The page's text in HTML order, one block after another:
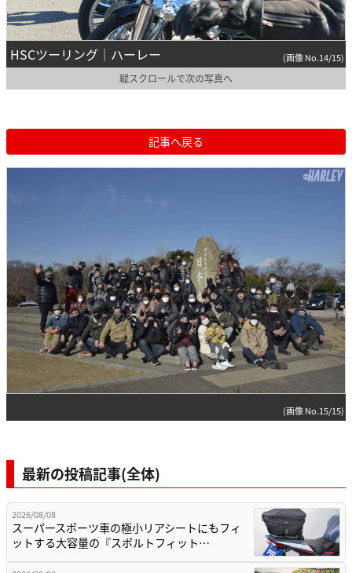
HSCツーリング｜ハーレー (画像 No.14/15)
縦スクロールで次の写真へ
記事へ戻る
(画像 No.15/15)
最新の投稿記事(全体)
2026/08/08
スーパースポーツ車の極小リアシートにもフィ
ットする大容量の『スポルトフィット…